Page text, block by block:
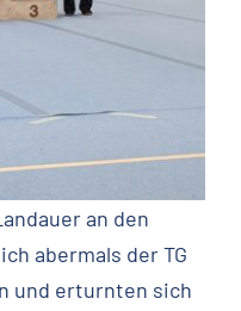
an den
abermals der TG
und erturnten sich